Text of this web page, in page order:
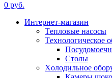
0 руб.
Интернет-магазин
Tепловые насосы
Tехнологическое
Столы
Xолодильное